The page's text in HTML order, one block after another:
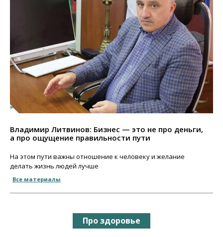
Владимир Литвинов: Бизнес — это не про деньги,
а про ощущение правильности пути
На этом пути важны отношение к человеку и желание
делать жизнь людей лучше
Все материалы
Про здоровье